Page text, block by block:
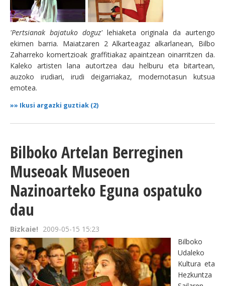
'Pertsianak bajatuko doguz'lehiaketa originala da aurtengo
ekimen barria. Maiatzaren 2 Alkarteagaz alkarlanean, Bilbo
Zaharreko komertzioak graffitiakaz apaintzean oinarritzen da.
Kaleko artisten lana autortzea dau helburu eta bitartean,
auzoko irudiari, irudi deigarriakaz, modernotasun kutsua
emotea.
»» Ikusi argazki guztiak (2)
Bilboko Artelan Berreginen
Museoak Museoen
Nazinoarteko Eguna ospatuko
dau
Bizkaie! 2009-05-15 15:23
Bilboko
Udaleko
Kultura eta
Hezkuntza